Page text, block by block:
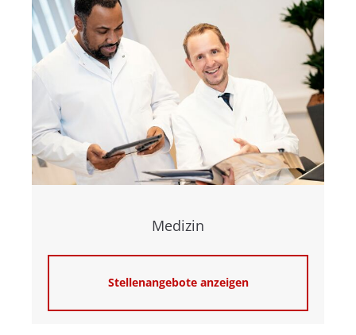
info@yourdomain.com
About us
Lorem ipsum dolor sit amet, consectetuer
Aenean commodo ligula eget dolor. Aenean massa.
Cum sociis natoque penatibus et magnis dis
parturient montes, nascetur ridiculus mus. Donec
quam felis, ultricies nec.
Medizin
Stellenangebote anzeigen